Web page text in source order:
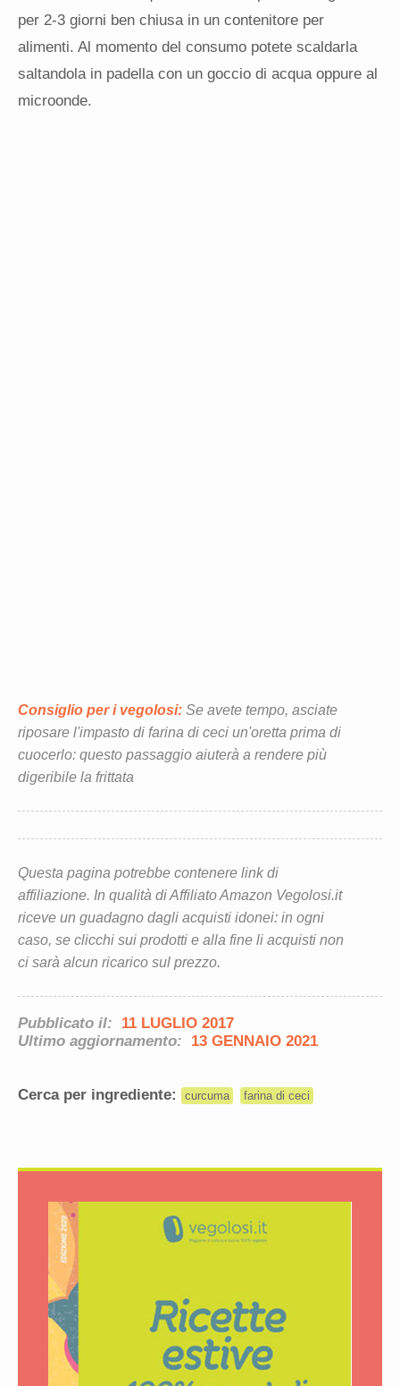
per 2-3 giorni ben chiusa in un contenitore per
alimenti. Al momento del consumo potete scaldarla
saltandola in padella con un goccio di acqua oppure al
microonde.
Consiglio per i vegolosi: Se avete tempo, asciate
riposare l'impasto di farina di ceci un'oretta prima di
cuocerlo: questo passaggio aiuterà a rendere più
digeribile la frittata
Questa pagina potrebbe contenere link di
affiliazione. In qualità di Affiliato Amazon Vegolosi.it
riceve un guadagno dagli acquisti idonei: in ogni
caso, se clicchi sui prodotti e alla fine li acquisti non
ci sarà alcun ricarico sul prezzo.
Pubblicato il:
11 LUGLIO 2017
Ultimo aggiornamento:
13 GENNAIO 2021
Cerca per ingrediente: curcuma farina di ceci